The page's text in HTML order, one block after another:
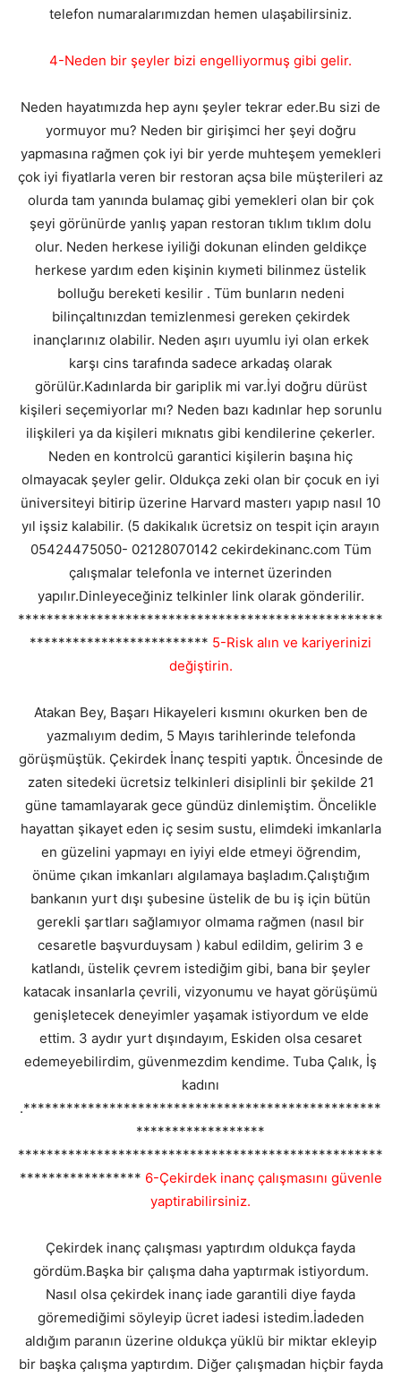
telefon numaralarımızdan hemen ulaşabilirsiniz.
4-Neden bir şeyler bizi engelliyormuş gibi gelir.
Neden hayatımızda hep aynı şeyler tekrar eder.Bu sizi de
yormuyor mu? Neden bir girişimci her şeyi doğru
yapmasına rağmen çok iyi bir yerde muhteşem yemekleri
çok iyi fiyatlarla veren bir restoran açsa bile müşterileri az
olurda tam yanında bulamaç gibi yemekleri olan bir çok
şeyi görünürde yanlış yapan restoran tıklım tıklım dolu
olur. Neden herkese iyiliği dokunan elinden geldikçe
herkese yardım eden kişinin kıymeti bilinmez üstelik
bolluğu bereketi kesilir . Tüm bunların nedeni
bilinçaltınızdan temizlenmesi gereken çekirdek
inançlarınız olabilir. Neden aşırı uyumlu iyi olan erkek
karşı cins tarafında sadece arkadaş olarak
görülür.Kadınlarda bir gariplik mi var.İyi doğru dürüst
kişileri seçemiyorlar mı? Neden bazı kadınlar hep sorunlu
ilişkileri ya da kişileri mıknatıs gibi kendilerine çekerler.
Neden en kontrolcü garantici kişilerin başına hiç
olmayacak şeyler gelir. Oldukça zeki olan bir çocuk en iyi
üniversiteyi bitirip üzerine Harvard masterı yapıp nasıl 10
yıl işsiz kalabilir. (5 dakikalık ücretsiz on tespit için arayın
05424475050- 02128070142 cekirdekinanc.com Tüm
çalışmalar telefonla ve internet üzerinden
yapılır.Dinleyeceğiniz telkinler link olarak gönderilir.
***************************************************
************************* 5-Risk alın ve kariyerinizi
değiştirin.
Atakan Bey, Başarı Hikayeleri kısmını okurken ben de
yazmalıyım dedim, 5 Mayıs tarihlerinde telefonda
görüşmüştük. Çekirdek İnanç tespiti yaptık. Öncesinde de
zaten sitedeki ücretsiz telkinleri disiplinli bir şekilde 21
güne tamamlayarak gece gündüz dinlemiştim. Öncelikle
hayattan şikayet eden iç sesim sustu, elimdeki imkanlarla
en güzelini yapmayı en iyiyi elde etmeyi öğrendim,
önüme çıkan imkanları algılamaya başladım.Çalıştığım
bankanın yurt dışı şubesine üstelik de bu iş için bütün
gerekli şartları sağlamıyor olmama rağmen (nasıl bir
cesaretle başvurduysam ) kabul edildim, gelirim 3 e
katlandı, üstelik çevrem istediğim gibi, bana bir şeyler
katacak insanlarla çevrili, vizyonumu ve hayat görüşümü
genişletecek deneyimler yaşamak istiyordum ve elde
ettim. 3 aydır yurt dışındayım, Eskiden olsa cesaret
edemeyebilirdim, güvenmezdim kendime. Tuba Çalık, İş
kadını
.**************************************************
******************
***************************************************
***************** 6-Çekirdek inanç çalışmasını güvenle
yaptirabilirsiniz.
Çekirdek inanç çalışması yaptırdım oldukça fayda
gördüm.Başka bir çalışma daha yaptırmak istiyordum.
Nasıl olsa çekirdek inanç iade garantili diye fayda
göremediğimi söyleyip ücret iadesi istedim.İadeden
aldığım paranın üzerine oldukça yüklü bir miktar ekleyip
bir başka çalışma yaptırdım. Diğer çalışmadan hiçbir fayda